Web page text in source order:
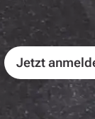
Jetzt